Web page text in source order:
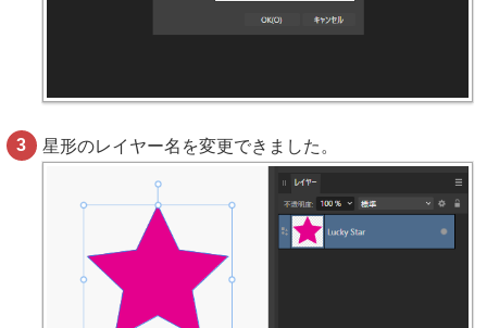
星形のレイヤー名を変更できました。